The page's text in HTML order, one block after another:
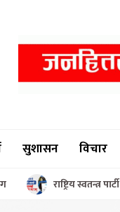
सुशासन विचार
राष्ट्रिय स्वतन्त्र पार्टी